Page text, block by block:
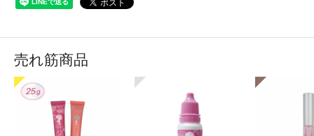
売れ筋商品